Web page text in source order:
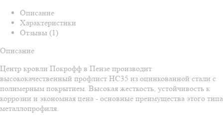
Описание
Характеристики
Отзывы (1)
Описание
Центр кровли Покрофф в Пензе производит
высококачественный профлист НС35 из оцинкованной стали с
полимерным покрытием. Высокая жесткость, устойчивость к
коррозии и экономная цена - основные преимущества этого типа
металлопрофиля.